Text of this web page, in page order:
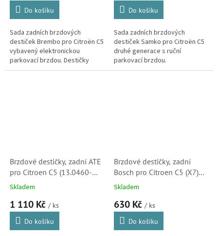
Do košíku
Sada zadních brzdových
destiček Brembo pro Citroën C5
vybavený elektronickou
parkovací brzdou. Destičky
Brembo kvalitou i vlastnostmi
Do košíku
Sada zadních brzdových
destiček Samko pro Citroën C5
druhé generace s ruční
parkovací brzdou.
Brzdové destičky, zadní ATE
pro Citroen C5 (13.0460-
7253.2, 607253,40 4255)
Skladem
1 110 Kč / ks
Do košíku
Brzdové destičky, zadní
Bosch pro Citroen C5 (X7)
(0986494127, 0986494528,
Skladem
630 Kč / ks
Do košíku